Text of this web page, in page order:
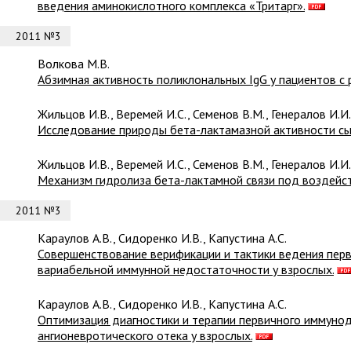
введения аминокислотного комплекса «Тритарг».
2011 №3
Волкова М.В.
Абзимная активность поликлональных IgG у пациентов с
Жильцов И.В., Веремей И.С., Семенов В.М., Генералов
Исследование природы бета-лактамазной активности
Жильцов И.В., Веремей И.С., Семенов В.М., Генералов
Механизм гидролиза бета-лактамной связи под
2011 №3
Караулов А.В., Сидоренко И.В., Капустина А.С.
Совершенствование верификации и тактики ведения
вариабельной иммунной недостаточности у взрослых.
Караулов А.В., Сидоренко И.В., Капустина А.С.
Оптимизация диагностики и терапии первичного
ангионевротического отека у взрослых.